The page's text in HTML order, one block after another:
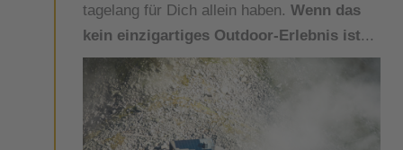
tagelang für Dich allein haben. Wenn das
kein einzigartiges Outdoor-Erlebnis ist...